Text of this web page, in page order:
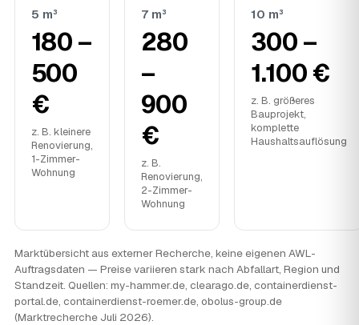
5 m³
180 –
500
€
z. B. kleinere
Renovierung,
1-Zimmer-
Wohnung
7 m³
280
–
900
€
z. B.
Renovierung,
2-Zimmer-
Wohnung
10 m³
300 –
1.100 €
z. B. größeres
Bauprojekt,
komplette
Haushaltsauflösung
Marktübersicht aus externer Recherche, keine eigenen AWL-
Auftragsdaten — Preise variieren stark nach Abfallart, Region und
Standzeit. Quellen: my-hammer.de, clearago.de, containerdienst-
portal.de, containerdienst-roemer.de, obolus-group.de
(Marktrecherche Juli 2026).